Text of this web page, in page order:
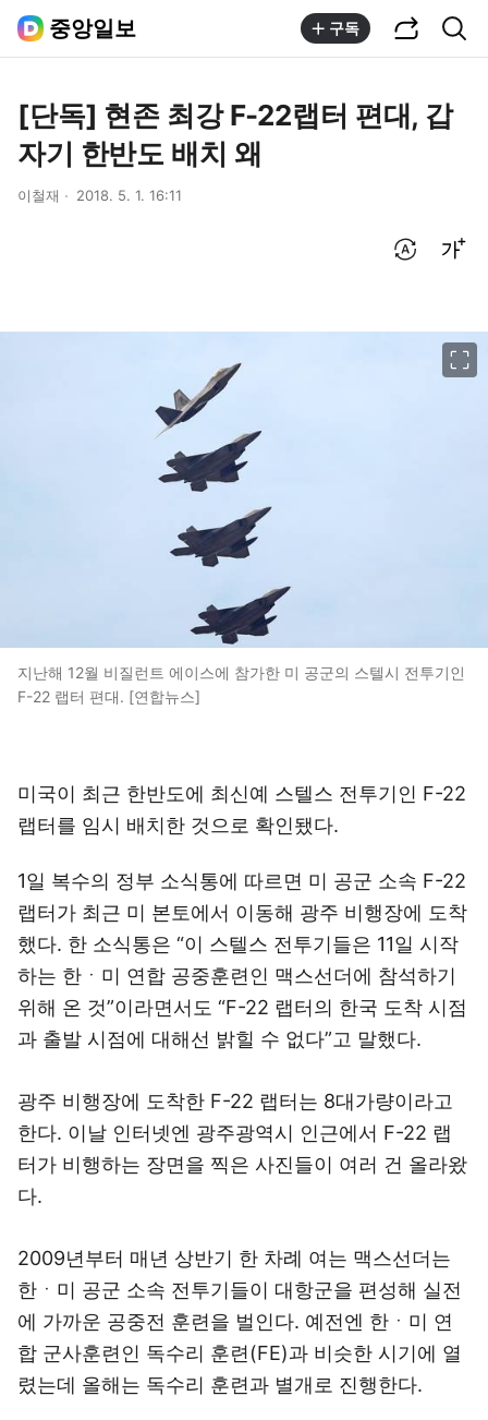
중앙일보 구독
[단독] 현존 최강 F-22랩터 편대, 갑
자기 한반도 배치 왜
이철재 2018. 5. 1. 16:11
지난해 12월 비질런트 에이스에 참가한 미 공군의 스텔시 전투기인
F-22 랩터 편대. [연합뉴스]
미국이 최근 한반도에 최신예 스텔스 전투기인 F-22
랩터를 임시 배치한 것으로 확인됐다.
1일 복수의 정부 소식통에 따르면 미 공군 소속 F-22
랩터가 최근 미 본토에서 이동해 광주 비행장에 도착
했다. 한 소식통은 “이 스텔스 전투기들은 11일 시작
하는 한ㆍ미 연합 공중훈련인 맥스선더에 참석하기
위해 온 것”이라면서도 “F-22 랩터의 한국 도착 시점
과 출발 시점에 대해선 밝힐 수 없다”고 말했다.
광주 비행장에 도착한 F-22 랩터는 8대가량이라고
한다. 이날 인터넷엔 광주광역시 인근에서 F-22 랩
터가 비행하는 장면을 찍은 사진들이 여러 건 올라왔
다.
2009년부터 매년 상반기 한 차례 여는 맥스선더는
한ㆍ미 공군 소속 전투기들이 대항군을 편성해 실전
에 가까운 공중전 훈련을 벌인다. 예전엔 한ㆍ미 연
합 군사훈련인 독수리 훈련(FE)과 비슷한 시기에 열
렸는데 올해는 독수리 훈련과 별개로 진행한다.